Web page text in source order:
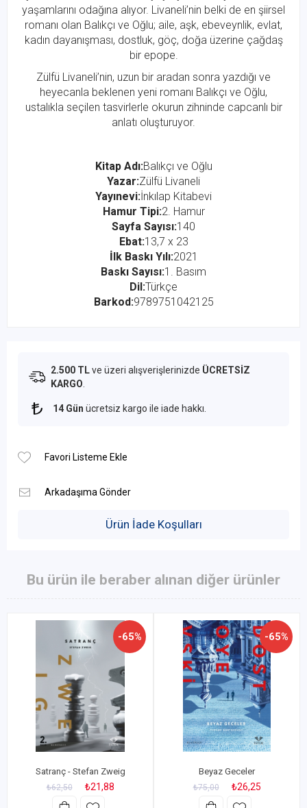
yaşamlarını odağına alıyor. Livaneli’nin belki de en şiirsel
romanı olan Balıkçı ve Oğlu; aile, aşk, ebeveynlik, evlat,
kadın dayanışması, dostluk, göç, doğa üzerine çağdaş
bir epope.
Zülfü Livaneli’nin, uzun bir aradan sonra yazdığı ve
heyecanla beklenen yeni romanı Balıkçı ve Oğlu,
ustalıkla seçilen tasvirlerle okurun zihninde capcanlı bir
anlatı oluşturuyor.
Kitap Adı:Balıkçı ve Oğlu
Yazar:Zülfü Livaneli
Yayınevi:İnkılap Kitabevi
Hamur Tipi:2. Hamur
Sayfa Sayısı:140
Ebat:13,7 x 23
İlk Baskı Yılı:2021
Baskı Sayısı:1. Basım
Dil:Türkçe
Barkod:9789751042125
2.500 TLve üzeri alışverişlerinizde ÜCRETSİZ
KARGO
14 Gün ücretsiz kargo ile iade hakkı.
Ürün İade Koşulları
Bu ürün ile beraber alınan diğer ürünler
-65%
Satranç - Stefan Zweig
₺62,50 ₺21,88
-65%
Beyaz Geceler
₺75,00 ₺26,25